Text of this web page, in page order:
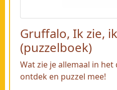
Gruffalo, Ik zie,
(puzzelboek)
Wat zie je allemaal in het
ontdek en puzzel mee!